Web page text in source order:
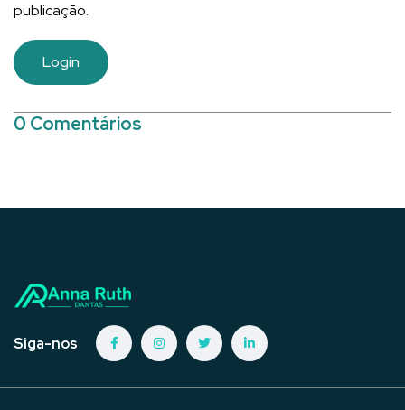
publicação.
Login
0 Comentários
Siga-nos